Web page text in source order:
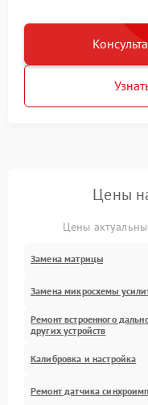
Цены
Цены
Замена матрицы
Замена микросхемы
Ремонт встроенного
других устройств
Калибровка и настройка
Ремонт датчика